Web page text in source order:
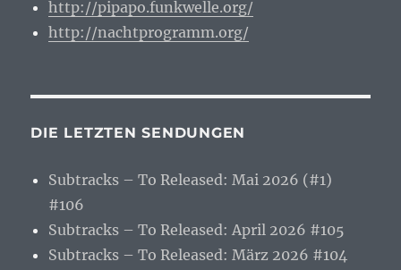
http://pipapo.funkwelle.org/
http://nachtprogramm.org/
DIE LETZTEN SENDUNGEN
Subtracks – To Released: Mai 2026 (#1)
#106
Subtracks – To Released: April 2026 #105
Subtracks – To Released: März 2026 #104